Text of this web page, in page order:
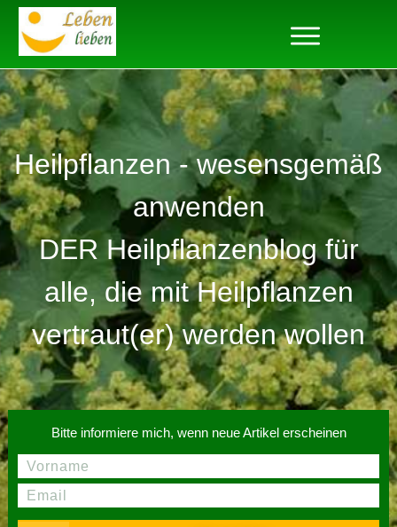
Heilpflanzen - wesensgemäß
anwenden
DER Heilpflanzenblog für
alle, die mit Heilpflanzen
vertraut(er) werden wollen
Bitte informiere mich, wenn neue Artikel erscheinen